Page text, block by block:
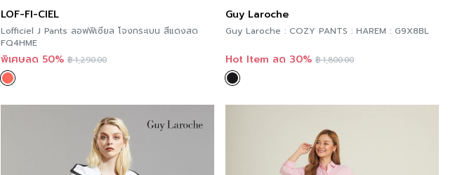
LOF-FI-CIEL
Lofficiel J Pants ลอฟฟิเซียล โจงกระเบน สีแดงสด
FQ4HME
พิเศษลด 50% ฿1,290.00
Guy Laroche
Guy Laroche : COZY PANTS : HAREM : G9X8BL
Hot Item ลด 30% ฿1,800.00